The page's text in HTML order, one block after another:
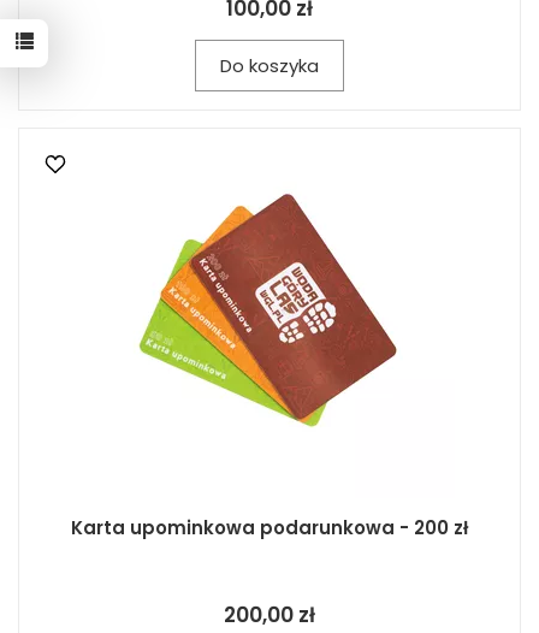
100,00 zł
Do koszyka
Karta upominkowa podarunkowa - 200 zł
200,00 zł